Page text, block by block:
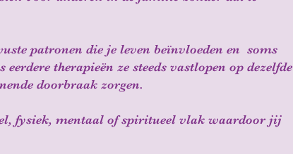
patronen die je leven beïnvloeden en soms
therapieën ze steeds vastlopen op dezelfde
doorbraak zorgen.
fysiek, mentaal of spiritueel vlak waardoor jij